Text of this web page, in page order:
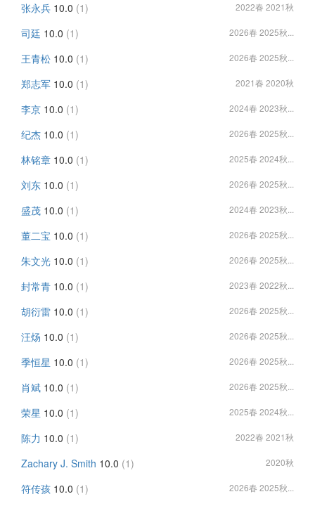
张永兵 10.0 (1) 2022春 2021秋
司廷 10.0 (1) 2026春 2025秋...
王青松 10.0 (1) 2026春 2025秋...
郑志军 10.0 (1) 2021春 2020秋
李京 10.0 (1) 2024春 2023秋...
纪杰 10.0 (1) 2026春 2025秋...
林铭章 10.0 (1) 2025春 2024秋...
刘东 10.0 (1) 2026春 2025秋...
盛茂 10.0 (1) 2024春 2023秋...
董二宝 10.0 (1) 2026春 2025秋...
朱文光 10.0 (1) 2026春 2025秋...
封常青 10.0 (1) 2023春 2022秋...
胡衍雷 10.0 (1) 2026春 2025秋...
汪炀 10.0 (1) 2026春 2025秋...
季恒星 10.0 (1) 2026春 2025秋...
肖斌 10.0 (1) 2026春 2025秋...
荣星 10.0 (1) 2025春 2024秋...
陈力 10.0 (1) 2022春 2021秋
Zachary J. Smith 10.0 (1) 2020秋
符传孩 10.0 (1) 2026春 2025秋...